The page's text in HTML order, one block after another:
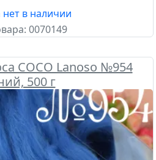
нет в наличии
0070149
COCO Lanoso №954
500 г